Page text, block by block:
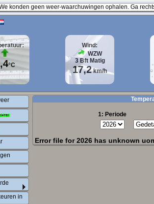
konden geen weer-waarchuwingen ophalen. Ga
°C
Wind:
WZW
3Bft Matig
17,2km/h
in
1: Periode
Error file for 2026 has unknown